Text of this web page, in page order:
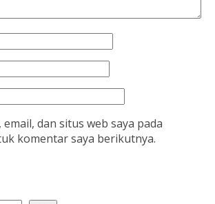
email, dan situs web saya pada
komentar saya berikutnya.